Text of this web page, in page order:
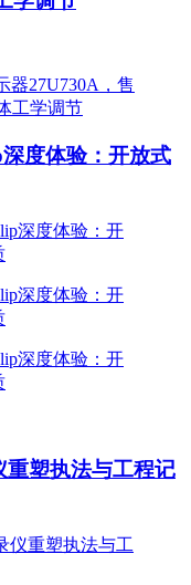
度体验：开放式
重塑执法与工程记